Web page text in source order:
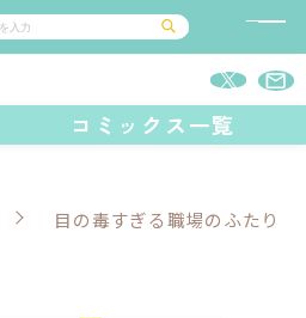
ライトノベル
文庫
ノベルス
ノベルスf
コミックス一覧
目の毒すぎる職場のふたり